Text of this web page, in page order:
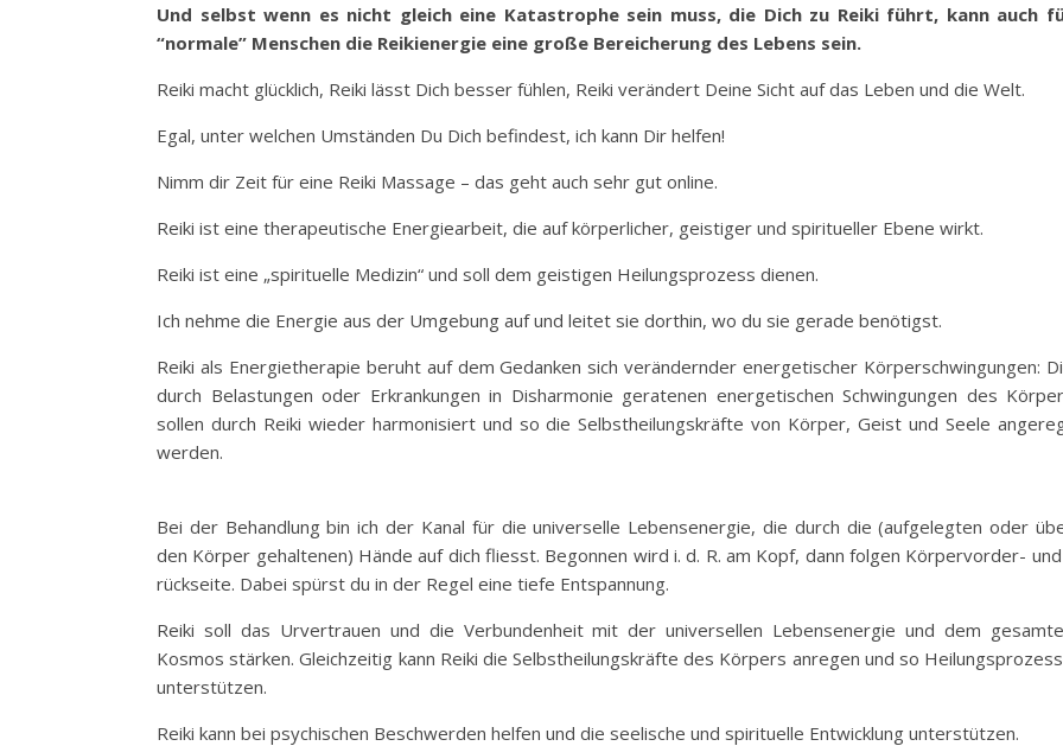
Und selbst wenn es nicht gleich eine Katastrophe sein muss, die Dich zu Reiki führt, kann auch
“normale” Menschen die Reikienergie eine große Bereicherung des Lebens sein.
Reiki macht glücklich, Reiki lässt Dich besser fühlen, Reiki verändert Deine Sicht auf das Leben und die Welt.
Egal, unter welchen Umständen Du Dich befindest, ich kann Dir helfen!
Nimm dir Zeit für eine Reiki Massage – das geht auch sehr gut online.
Reiki ist eine therapeutische Energiearbeit, die auf körperlicher, geistiger und spiritueller Ebene wirkt.
Reiki ist eine „spirituelle Medizin“ und soll dem geistigen Heilungsprozess dienen.
Ich nehme die Energie aus der Umgebung auf und leitet sie dorthin, wo du sie gerade benötigst.
Reiki als Energietherapie beruht auf dem Gedanken sich verändernder energetischer Körperschwingungen:
durch Belastungen oder Erkrankungen in Disharmonie geratenen energetischen Schwingungen des
sollen durch Reiki wieder harmonisiert und so die Selbstheilungskräfte von Körper, Geist und Seele
werden.
Bei der Behandlung bin ich der Kanal für die universelle Lebensenergie, die durch die (aufgelegten oder
den Körper gehaltenen) Hände auf dich fliesst. Begonnen wird i. d. R. am Kopf, dann folgen Körpervorder-
rückseite. Dabei spürst du in der Regel eine tiefe Entspannung.
Reiki soll das Urvertrauen und die Verbundenheit mit der universellen Lebensenergie und dem
Kosmos stärken. Gleichzeitig kann Reiki die Selbstheilungskräfte des Körpers anregen und so
unterstützen.
Reiki kann bei psychischen Beschwerden helfen und die seelische und spirituelle Entwicklung unterstützen.